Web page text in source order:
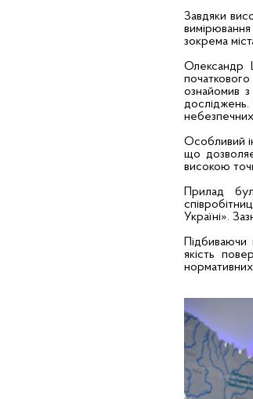
Завдяки
зокрема
Олександр
ознайомив з
досліджень.
Особливий
що
високою
Прилад
Україні».
якість